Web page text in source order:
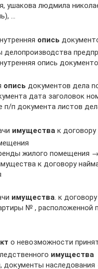
ушакова людмила
…
опись
делопроизводства
опись
опись документов дела
дата заголовок
п/п документа листов
имущества к
жилого помещения
к договору
имущества. к
№ , расположенной
о невозможности
имущества
документы